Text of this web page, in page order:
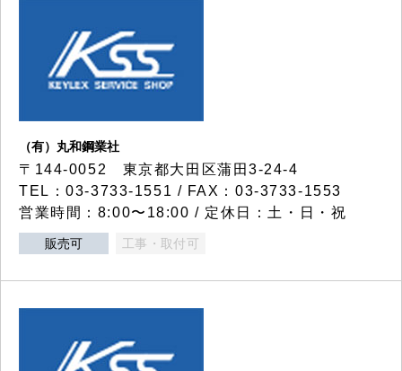
（有）丸和鋼業社
〒144-0052 東京都大田区蒲田3-24-4
TEL：03-3733-1551 / FAX：03-3733-1553
営業時間：8:00〜18:00 / 定休日：土・日・祝
販売可 工事・取付可